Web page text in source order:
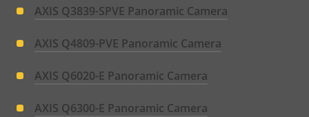
AXIS Q3839-SPVE Panoramic Camera
AXIS Q4809-PVE Panoramic Camera
AXIS Q6020-E Panoramic Camera
AXIS Q6300-E Panoramic Camera